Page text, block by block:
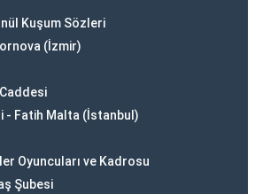
Kuşum Sözleri
(İzmir)
- Fatih Malta (İstanbul)
Oyuncuları ve Kadrosu
Şubesi